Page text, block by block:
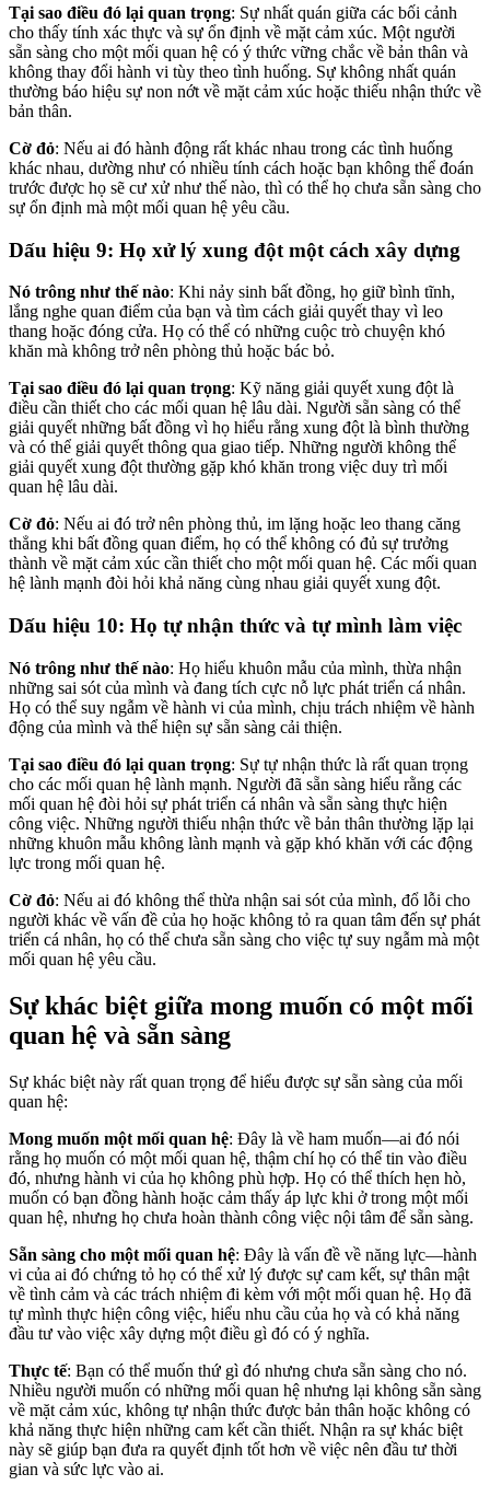
Tại sao điều đó lại quan trọng: Sự nhất quán giữa các bối cảnh
cho thấy tính xác thực và sự ổn định về mặt cảm xúc. Một người
sẵn sàng cho một mối quan hệ có ý thức vững chắc về bản thân và
không thay đổi hành vi tùy theo tình huống. Sự không nhất quán
thường báo hiệu sự non nớt về mặt cảm xúc hoặc thiếu nhận thức về
bản thân.
Cờ đỏ: Nếu ai đó hành động rất khác nhau trong các tình huống
khác nhau, dường như có nhiều tính cách hoặc bạn không thể đoán
trước được họ sẽ cư xử như thế nào, thì có thể họ chưa sẵn sàng cho
sự ổn định mà một mối quan hệ yêu cầu.
Dấu hiệu 9: Họ xử lý xung đột một cách xây dựng
Nó trông như thế nào: Khi nảy sinh bất đồng, họ giữ bình tĩnh,
lắng nghe quan điểm của bạn và tìm cách giải quyết thay vì leo
thang hoặc đóng cửa. Họ có thể có những cuộc trò chuyện khó
khăn mà không trở nên phòng thủ hoặc bác bỏ.
Tại sao điều đó lại quan trọng: Kỹ năng giải quyết xung đột là
điều cần thiết cho các mối quan hệ lâu dài. Người sẵn sàng có thể
giải quyết những bất đồng vì họ hiểu rằng xung đột là bình thường
và có thể giải quyết thông qua giao tiếp. Những người không thể
giải quyết xung đột thường gặp khó khăn trong việc duy trì mối
quan hệ lâu dài.
Cờ đỏ: Nếu ai đó trở nên phòng thủ, im lặng hoặc leo thang căng
thẳng khi bất đồng quan điểm, họ có thể không có đủ sự trưởng
thành về mặt cảm xúc cần thiết cho một mối quan hệ. Các mối quan
hệ lành mạnh đòi hỏi khả năng cùng nhau giải quyết xung đột.
Dấu hiệu 10: Họ tự nhận thức và tự mình làm việc
Nó trông như thế nào: Họ hiểu khuôn mẫu của mình, thừa nhận
những sai sót của mình và đang tích cực nỗ lực phát triển cá nhân.
Họ có thể suy ngẫm về hành vi của mình, chịu trách nhiệm về hành
động của mình và thể hiện sự sẵn sàng cải thiện.
Tại sao điều đó lại quan trọng: Sự tự nhận thức là rất quan trọng
cho các mối quan hệ lành mạnh. Người đã sẵn sàng hiểu rằng các
mối quan hệ đòi hỏi sự phát triển cá nhân và sẵn sàng thực hiện
công việc. Những người thiếu nhận thức về bản thân thường lặp lại
những khuôn mẫu không lành mạnh và gặp khó khăn với các động
lực trong mối quan hệ.
Cờ đỏ: Nếu ai đó không thể thừa nhận sai sót của mình, đổ lỗi cho
người khác về vấn đề của họ hoặc không tỏ ra quan tâm đến sự phát
triển cá nhân, họ có thể chưa sẵn sàng cho việc tự suy ngẫm mà một
mối quan hệ yêu cầu.
Sự khác biệt giữa mong muốn có một mối
quan hệ và sẵn sàng
Sự khác biệt này rất quan trọng để hiểu được sự sẵn sàng của mối
quan hệ:
Mong muốn một mối quan hệ: Đây là về ham muốn—ai đó nói
rằng họ muốn có một mối quan hệ, thậm chí họ có thể tin vào điều
đó, nhưng hành vi của họ không phù hợp. Họ có thể thích hẹn hò,
muốn có bạn đồng hành hoặc cảm thấy áp lực khi ở trong một mối
quan hệ, nhưng họ chưa hoàn thành công việc nội tâm để sẵn sàng.
Sẵn sàng cho một mối quan hệ: Đây là vấn đề về năng lực—hành
vi của ai đó chứng tỏ họ có thể xử lý được sự cam kết, sự thân mật
về tình cảm và các trách nhiệm đi kèm với một mối quan hệ. Họ đã
tự mình thực hiện công việc, hiểu nhu cầu của họ và có khả năng
đầu tư vào việc xây dựng một điều gì đó có ý nghĩa.
Thực tế: Bạn có thể muốn thứ gì đó nhưng chưa sẵn sàng cho nó.
Nhiều người muốn có những mối quan hệ nhưng lại không sẵn sàng
về mặt cảm xúc, không tự nhận thức được bản thân hoặc không có
khả năng thực hiện những cam kết cần thiết. Nhận ra sự khác biệt
này sẽ giúp bạn đưa ra quyết định tốt hơn về việc nên đầu tư thời
gian và sức lực vào ai.